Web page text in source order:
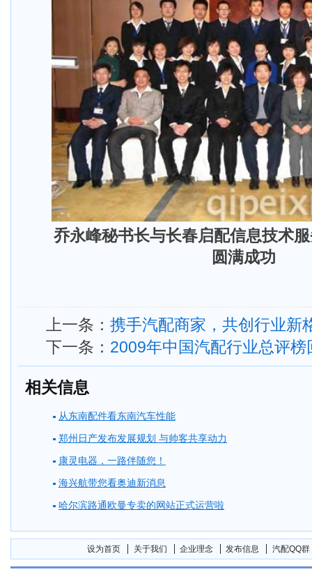
乔永峰秘书长与长春启配信息技术
圆满成功
上一条： 携手汽配商家，共创行业新
下一条： 2009年中国汽配行业总评榜
相关信息
从东南配件看东南汽车性能
郑州日产发布发展规划 与帅客共享动力
康灵电器，一路伴随您！
海兴航带您看奥迪新消息
哈尔滨路通欧曼专卖的网站正式运营啦
设为首页 关于我们 企业理念 发布信息 汽配QQ群